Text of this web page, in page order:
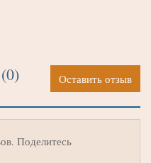
(0) Оставить отзыв
Поделитесь